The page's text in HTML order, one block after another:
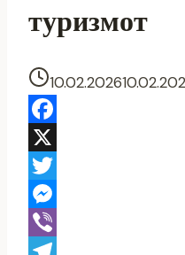
туризмот
10.02.2026
Facebook
X
Twitter
Messenger
Viber